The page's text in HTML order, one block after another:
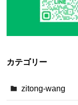
カテゴリー
zitong-wang